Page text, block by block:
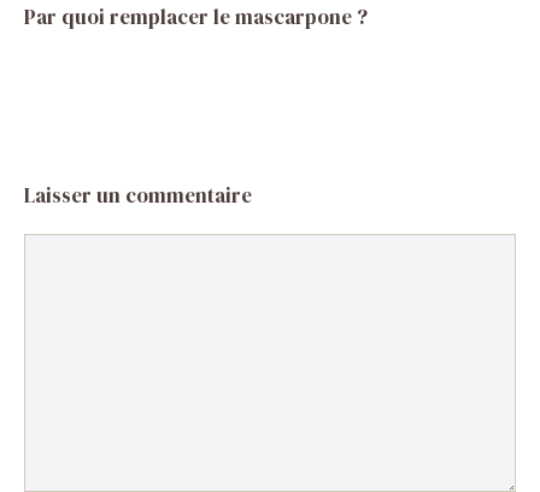
Par quoi remplacer le mascarpone ?
Laisser un commentaire